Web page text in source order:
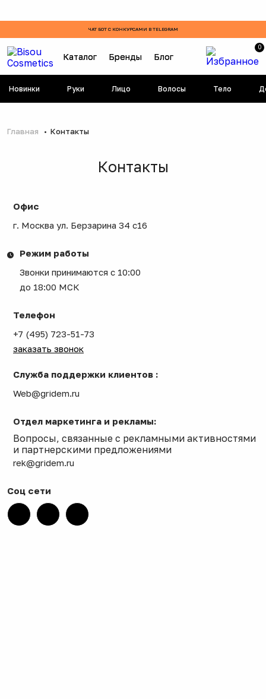
ЧАТ БОТ С КОНКУРСАМИ В TELEGRAM
Каталог Бренды Блог
0
Новинки Руки Лицо Волосы Тело
Главная Контакты
Контакты
Офис
г. Москва ул. Берзарина 34 с16
Режим работы
Звонки принимаются с 10:00
до 18:00 МСК
Телефон
+7 (495) 723-51-73
заказать звонок
Служба поддержки клиентов :
Web@gridem.ru
Отдел маркетинга и рекламы:
Вопросы, связанные с рекламными активностями
и партнерскими предложениями
rek@gridem.ru
Соц сети